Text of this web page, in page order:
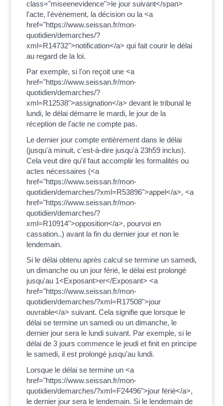
class="miseenevidence">le jour suivant</span>
l'acte, l'événement, la décision ou la <a
href="https://www.seissan.fr/mon-
quotidien/demarches/?
xml=R14732">notification</a> qui fait courir le délai
au regard de la loi.
Par exemple, si l'on reçoit une <a
href="https://www.seissan.fr/mon-
quotidien/demarches/?
xml=R12538">assignation</a> devant le tribunal le
lundi, le délai démarre le mardi, le jour de la
réception de l'acte ne compte pas.
Le dernier jour compte entièrement dans le délai
(jusqu'à minuit, c'est-à-dire jusqu'à 23h59 inclus).
Cela veut dire qu'il faut accomplir les formalités ou
actes nécessaires (<a
href="https://www.seissan.fr/mon-
quotidien/demarches/?xml=R53896">appel</a>, <a
href="https://www.seissan.fr/mon-
quotidien/demarches/?
xml=R10914">opposition</a>, pourvoi en
cassation..) avant la fin du dernier jour et non le
lendemain.
Si le délai obtenu après calcul se termine un samedi,
un dimanche ou un jour férié, le délai est prolongé
jusqu'au 1<Exposant>er</Exposant> <a
href="https://www.seissan.fr/mon-
quotidien/demarches/?xml=R17508">jour
ouvrable</a> suivant. Cela signifie que lorsque le
délai se termine un samedi ou un dimanche, le
dernier jour sera le lundi suivant. Par exemple, si le
délai de 3 jours commence le jeudi et finit en principe
le samedi, il est prolongé jusqu'au lundi.
Lorsque le délai se termine un <a
href="https://www.seissan.fr/mon-
quotidien/demarches/?xml=F24496">jour férié</a>,
le dernier jour sera le lendemain. Si le lendemain de